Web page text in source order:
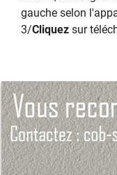
gauche selon
3/Cliquez sur